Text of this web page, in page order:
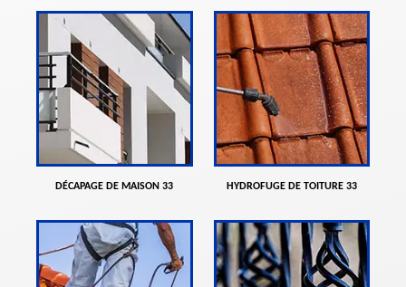
DÉCAPAGE DE MAISON 33 HYDROFUGE DE TOITURE 33